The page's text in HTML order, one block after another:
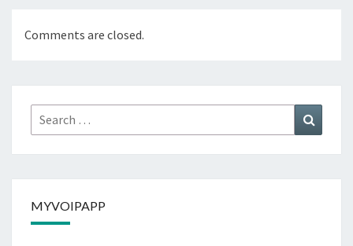
Comments are closed.
Search
for:
MYVOIPAPP